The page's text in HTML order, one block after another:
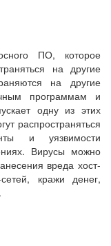
ПО, которое
на другие
на другие
программам и
одну из этих
распространяться
и уязвимости
Вирусы можно
вреда хост-
кражи денег,